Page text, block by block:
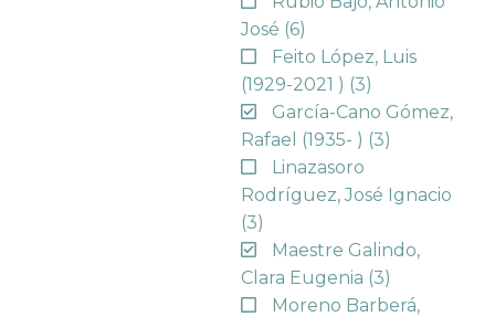
José (6)
Feito López, Luis
(1929-2021 ) (3)
García-Cano Gómez,
Rafael (1935- ) (3)
Linazasoro
Rodríguez, José Ignacio
(3)
Maestre Galindo,
Clara Eugenia (3)
Moreno Barberá,